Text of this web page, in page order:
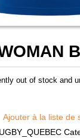
out of stock and
Ajouter à la liste de